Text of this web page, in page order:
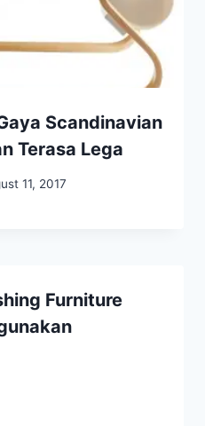
Scandinavian
Terasa Lega
11, 2017
Furniture